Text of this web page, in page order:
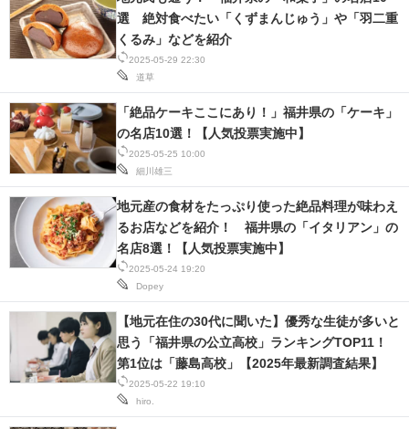
2025-05-29 22:30
道草
選 絶対食べたい「くずまんじゅう」や「羽二重
くるみ」などを紹介
2025-05-25 10:00
細川雄三
「絶品ケーキここにあり！」福井県の「ケーキ」
の名店10選！【人気投票実施中】
2025-05-24 19:20
Dopey
地元産の食材をたっぷり使った絶品料理が味わえ
るお店などを紹介！ 福井県の「イタリアン」の
名店8選！【人気投票実施中】
2025-05-22 19:10
hiro.
【地元在住の30代に聞いた】優秀な生徒が多いと
思う「福井県の公立高校」ランキングTOP11！
第1位は「藤島高校」【2025年最新調査結果】